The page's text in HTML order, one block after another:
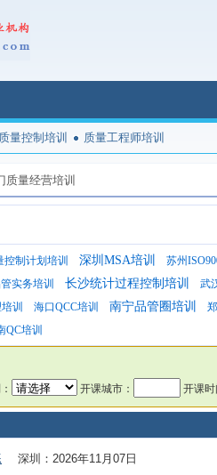
质量控制培训 质量工程师培训
质量经营培训
控制计划培训 深圳MSA培训 苏州
实务培训 长沙统计过程控制培训 武
训 海口QCC培训 南宁品管圈培训
QC培训
开课城市： 开课时
深圳：2026年11月07日